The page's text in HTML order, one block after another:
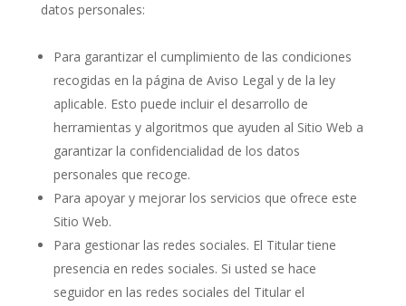
datos personales:
Para garantizar el cumplimiento de las condiciones
recogidas en la página de Aviso Legal y de la ley
aplicable. Esto puede incluir el desarrollo de
herramientas y algoritmos que ayuden al Sitio Web a
garantizar la confidencialidad de los datos
personales que recoge.
Para apoyar y mejorar los servicios que ofrece este
Sitio Web.
Para gestionar las redes sociales. El Titular tiene
presencia en redes sociales. Si usted se hace
seguidor en las redes sociales del Titular el